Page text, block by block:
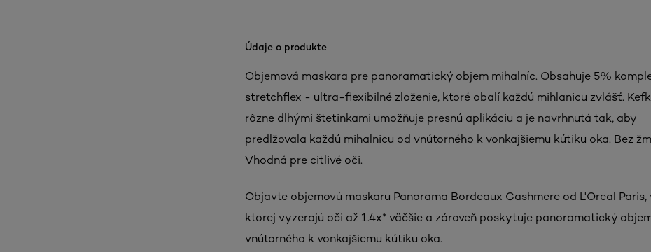
Údaje o produkte
Objemová maskara pre panoramatický objem mihalníc. Obsahuje 5%
stretchflex - ultra-flexibilné zloženie, ktoré obalí každú mihlanicu zvlášť.
rôzne dlhými štetinkami umožňuje presnú aplikáciu a je navrhnutá tak, aby
predlžovala každú mihalnicu od vnútorného k vonkajšiemu kútiku oka. Bez
Vhodná pre citlivé oči.
Objavte objemovú maskaru Panorama Bordeaux Cashmere od L'Oreal Paris,
ktorej vyzerajú oči až 1.4x* väčšie a zároveň poskytuje panoramatický
vnútorného k vonkajšiemu kútiku oka.